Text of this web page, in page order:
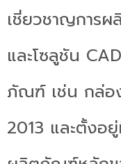
เชี่ยวชาญการ
และโซลูชัน
ภัณฑ์ เช่น กล่อ
2013 และตั้งอ